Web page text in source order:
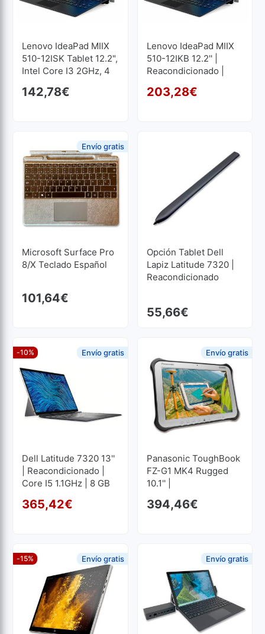
Lenovo IdeaPad MIIX
510-12ISK Tablet 12.2",
Intel Core I3 2GHz, 4
1920x1200
142,78€
Lenovo IdeaPad MIIX
510-12IKB 12.2'' |
Reacondicionado |
RAM | 256 GB SSD M2
203,28€
Microsoft Surface Pro
8/X Teclado Español
101,64€
Envío gratis
Opción Tablet Dell
Lapiz Latitude 7320 |
Reacondicionado
55,66€
Dell Latitude 7320 13''
| Reacondicionado |
Core I5 1.1GHz | 8 GB
1920x1280
El precio original era:
365,42€
El precio actual es:
-10% Envío gratis
Panasonic ToughBook
FZ-G1 MK4 Rugged
10.1'' |
Core I5 2.4GHz | 8 GB
394,46€
Envío gratis
-15% Envío gratis Envío gratis